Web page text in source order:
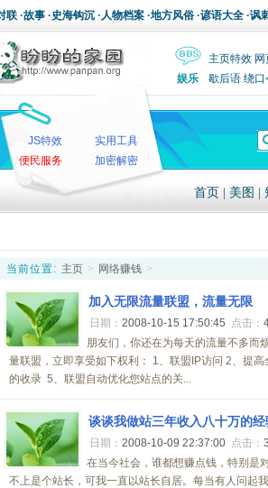
联 ·故事 ·史海钩沉 ·人物档案 ·地方风俗 ·谚语大全 ·讽
主页特效
娱乐
歇后语 绕口
JS特效
实用工具
便民服务
加密解密
首页 美图
当前位置: 主页 > 网络赚钱 >
加入无限流量联盟，流量无限
日期： 2008-10-15 17:50:45 点击：
朋友们，你还在为每天的流量不多而
量联盟，立即享受如下权利： 1、联盟IP访问 2、提
的收录 5、联盟自动优化您站点的关...
谈谈我做站三年收入八十万的经
日期： 2008-10-09 22:37:00 点击：
在当今社会，谁都想赚点钱，特别
不上是个站长，可我一直以站长自居。每当有人问起